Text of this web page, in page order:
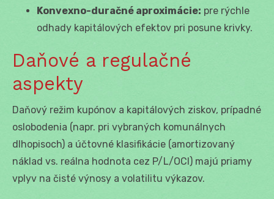
Konvexno-duračné aproximácie: pre rýchle
odhady kapitálových efektov pri posune krivky.
Daňové a regulačné
aspekty
Daňový režim kupónov a kapitálových ziskov, prípadné
oslobodenia (napr. pri vybraných komunálnych
dlhopisoch) a účtovné klasifikácie (amortizovaný
náklad vs. reálna hodnota cez P/L/OCI) majú priamy
vplyv na čisté výnosy a volatilitu výkazov.